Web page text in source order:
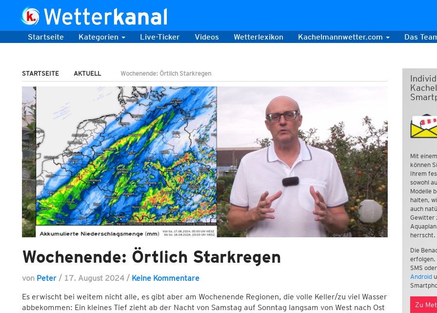
Startseite Kategorien Live-Ticker Videos Wetterlexikon Kachelmannwetter.com Das
STARTSEITE AKTUELL Wochenende: Örtlich Starkregen
Wochenende: Örtlich Starkregen
von Peter / 17. August 2024 / Keine Kommentare
Es erwischt bei weitem nicht alle, es gibt aber am Wochenende Regionen, die volle Keller/zu viel Wasser
abbekommen: Ein kleines Tief zieht ab der Nacht von Samstag auf Sonntag langsam von West nach Ost
Mit
können
Ihrem
sowohl
Modelle
halten,
auch
Gewitter
herrscht.
Die
erfolgen.
SMS
Android
Zu